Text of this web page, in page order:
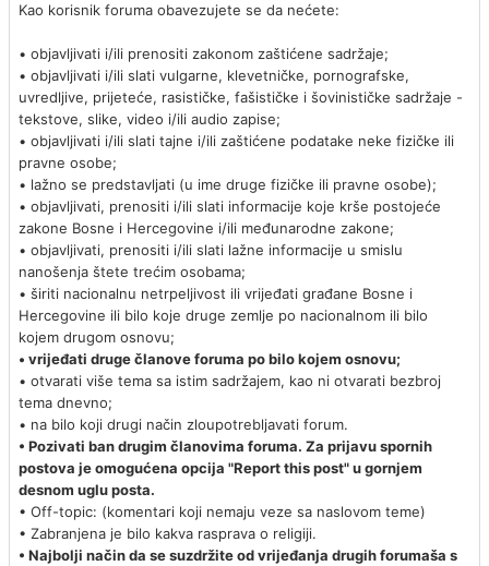
Kao korisnik foruma obavezujete se da nećete:
• objavljivati i/ili prenositi zakonom zaštićene sadržaje;
• objavljivati i/ili slati vulgarne, klevetničke, pornografske,
uvredljive, prijeteće, rasističke, fašističke i šovinističke sadržaje -
tekstove, slike, video i/ili audio zapise;
• objavljivati i/ili slati tajne i/ili zaštićene podatake neke fizičke ili
pravne osobe;
• lažno se predstavljati (u ime druge fizičke ili pravne osobe);
• objavljivati, prenositi i/ili slati informacije koje krše postojeće
zakone Bosne i Hercegovine i/ili međunarodne zakone;
• objavljivati, prenositi i/ili slati lažne informacije u smislu
nanošenja štete trećim osobama;
• širiti nacionalnu netrpeljivost ili vrijeđati građane Bosne i
Hercegovine ili bilo koje druge zemlje po nacionalnom ili bilo
kojem drugom osnovu;
• vrijeđati druge članove foruma po bilo kojem osnovu;
• otvarati više tema sa istim sadržajem, kao ni otvarati bezbroj
tema dnevno;
• na bilo koji drugi način zloupotrebljavati forum.
• Pozivati ban drugim članovima foruma. Za prijavu spornih
postova je omogućena opcija "Report this post" u gornjem
desnom uglu posta.
• Off-topic: (komentari koji nemaju veze sa naslovom teme)
• Zabranjena je bilo kakva rasprava o religiji.
• Najbolji način da se suzdržite od vrijeđanja drugih forumaša s